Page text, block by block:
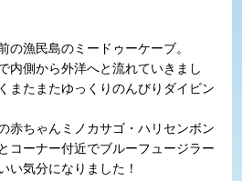
の漁民島のミードゥーケーブ。
内側から外洋へと流れていきまし
またまたゆっくりのんびりダイビン
赤ちゃんミノカサゴ・ハリセンボン
コーナー付近でブルーフュージラー
い気分になりました！